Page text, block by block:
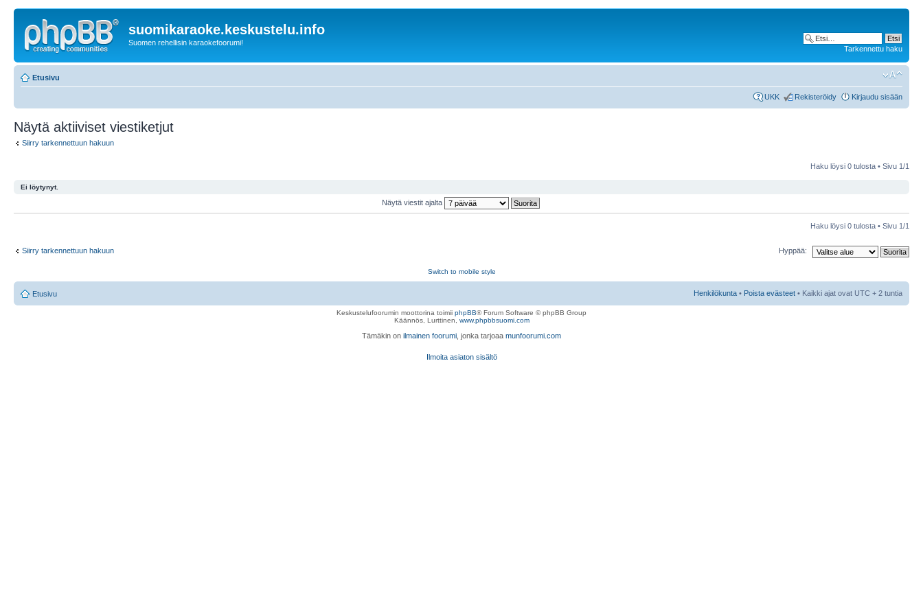
suomikaraoke.keskustelu.info
Suomen rehellisin karaokefoorumi!
Tarkennettu haku
Etusivu
UKK Rekisteröidy Kirjaudu sisään
Näytä aktiiviset viestiketjut
Siirry tarkennettuun hakuun
Haku löysi 0 tulosta • Sivu 1/1
Ei löytynyt.
Näytä viestit ajalta
Haku löysi 0 tulosta • Sivu 1/1
Siirry tarkennettuun hakuun Hyppää:
Switch to mobile style
Etusivu Henkilökunta • Poista evästeet • Kaikki ajat ovat UTC + 2 tuntia
Keskustelufoorumin moottorina toimii phpBB® Forum Software © phpBB Group
Käännös, Lurttinen, www.phpbbsuomi.com
Tämäkin on ilmainen foorumi , jonka tarjoaa munfoorumi.com
Ilmoita asiaton sisältö